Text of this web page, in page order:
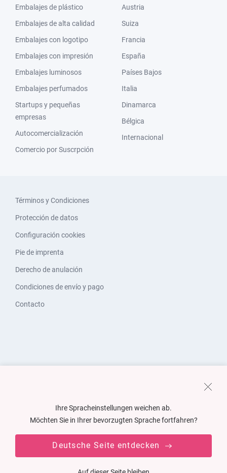
Embalajes de plástico
Embalajes de alta calidad
Embalajes con logotipo
Embalajes con impresión
Embalajes luminosos
Embalajes perfumados
Startups y pequeñas
empresas
Autocomercialización
Comercio por Suscrpción
Austria
Suiza
Francia
España
Países Bajos
Italia
Dinamarca
Bélgica
Internacional
Términos y Condiciones
Protección de datos
Configuración cookies
Pie de imprenta
Derecho de anulación
Condiciones de envío y pago
Contacto
Ihre Spracheinstellungen weichen ab.
Möchten Sie in Ihrer bevorzugten Sprache fortfahren?
Deutsche Seite entdecken